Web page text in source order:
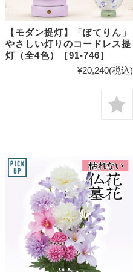
【モダン提灯】「ぽてりん」
やさしい灯りのコードレス提
灯（全4色）［91-746］
¥20,240(税込)